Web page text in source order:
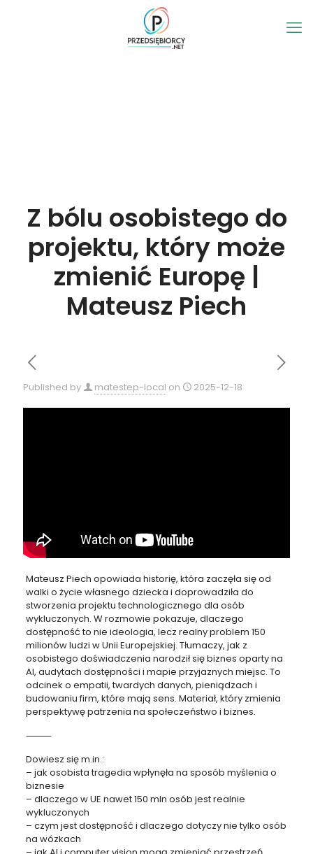
Z bólu osobistego do
projektu, który może
zmienić Europę |
Mateusz Piech
Published by matestep-local on 2025-12-18
Mateusz Piech opowiada historię, która zaczęła się od
walki o życie własnego dziecka i doprowadziła do
stworzenia projektu technologicznego dla osób
wykluczonych. W rozmowie pokazuje, dlaczego
dostępność to nie ideologia, lecz realny problem 150
milionów ludzi w Unii Europejskiej. Tłumaczy, jak z
osobistego doświadczenia narodził się biznes oparty na
AI, audytach dostępności i mapie przyjaznych miejsc. To
odcinek o empatii, twardych danych, pieniądzach i
budowaniu firm, które mają sens. Materiał, który zmienia
perspektywę patrzenia na społeczeństwo i biznes.
⸻
Dowiesz się m.in.:
– jak osobista tragedia wpłynęła na sposób myślenia o
biznesie
– dlaczego w UE nawet 150 mln osób jest realnie
wykluczonych
– czym jest dostępność i dlaczego dotyczy nie tylko osób
na wózkach